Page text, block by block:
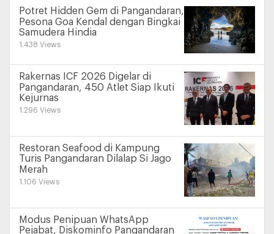
Potret Hidden Gem di Pangandaran,
Pesona Goa Kendal dengan Bingkai
Samudera Hindia
1.438 Views
Rakernas ICF 2026 Digelar di
Pangandaran, 450 Atlet Siap Ikuti
Kejurnas
1.296 Views
Restoran Seafood di Kampung
Turis Pangandaran Dilalap Si Jago
Merah
1.106 Views
Modus Penipuan WhatsApp
Pejabat, Diskominfo Pangandaran